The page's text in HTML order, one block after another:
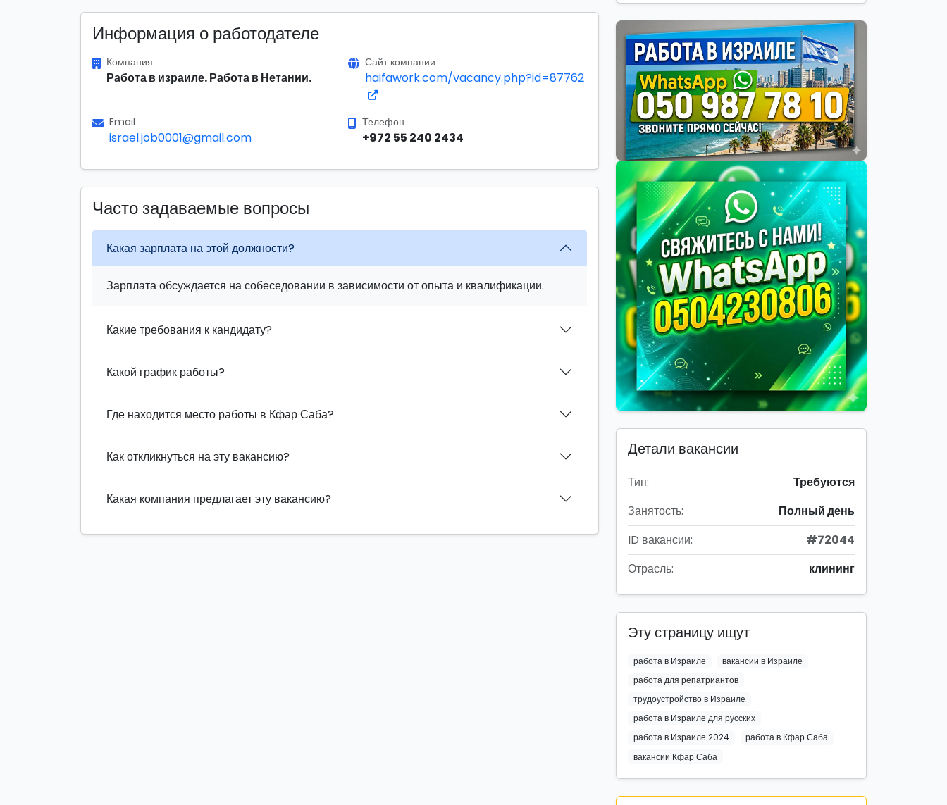
Информация о работодателе
Компания
Работа в израиле. Работа в Нетании.
Сайт компании
haifawork.com/vacancy.php?id=87762
Email
israel.job0001@gmail.com
Телефон
+972 55 240 2434
Часто задаваемые вопросы
Какая зарплата на этой должности?
Зарплата обсуждается на собеседовании в зависимости от опыта и квалификации.
Какие требования к кандидату?
Какой график работы?
Где находится место работы в Кфар Саба?
Как откликнуться на эту вакансию?
Какая компания предлагает эту вакансию?
Детали вакансии
Тип:
Требуются
Занятость:
Полный день
ID вакансии:
#72044
Отрасль:
клининг
Эту страницу ищут
работа в Израиле
вакансии в Израиле
работа для репатриантов
трудоустройство в Израиле
работа в Израиле для русских
работа в Израиле 2024
работа в Кфар Саба
вакансии Кфар Саба